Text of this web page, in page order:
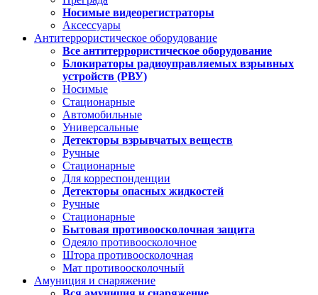
Носимые видеорегистраторы
Аксессуары
Антитеррористическое оборудование
Все антитеррористическое оборудование
Блокираторы радиоуправляемых взрывных
устройств (РВУ)
Носимые
Стационарные
Автомобильные
Универсальные
Детекторы взрывчатых веществ
Ручные
Стационарные
Для корреспонденции
Детекторы опасных жидкостей
Ручные
Стационарные
Бытовая противоосколочная защита
Одеяло противоосколочное
Штора противоосколочная
Мат противоосколочный
Амуниция и снаряжение